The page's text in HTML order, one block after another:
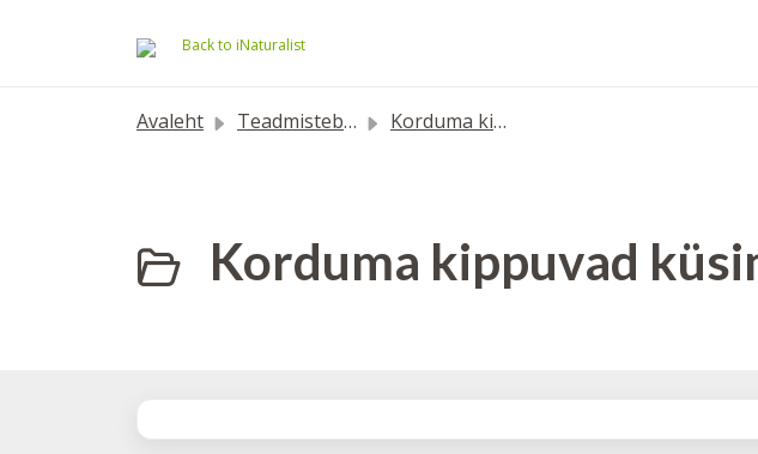
Back to iNaturalist
Avaleht Teadmistebaas Korduma kippuvad küsimused
Korduma kippuvad